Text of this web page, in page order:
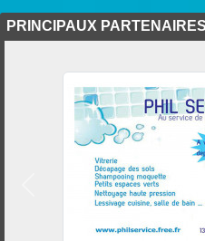
PRINCIPAUX PARTENAIRES